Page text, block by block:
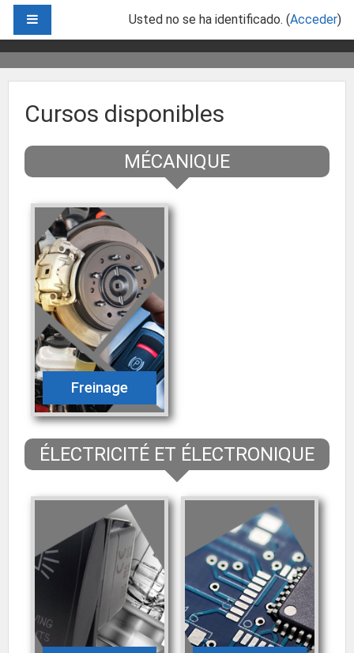
Salta al contenido principal
Usted no se ha identificado. (Acceder)
Cursos disponibles
MÉCANIQUE
Freinage
ÉLECTRICITÉ ET ÉLECTRONIQUE